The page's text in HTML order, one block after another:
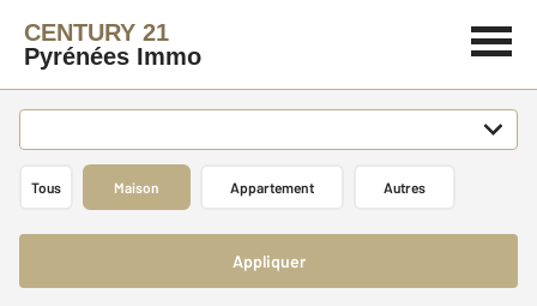
CENTURY 21
Pyrénées Immo
Tous Maison Appartement Autres
Appliquer